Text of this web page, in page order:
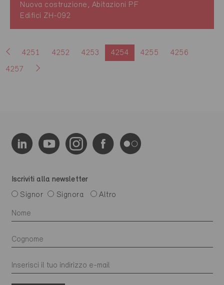
Nuova costruzione, Abitazioni PF
Edifici ZH-092
4251 4252 4253 4254 4255 4256
4257
Iscriviti alla newsletter
Signor
Signora Altro